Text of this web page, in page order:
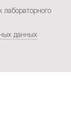
данных